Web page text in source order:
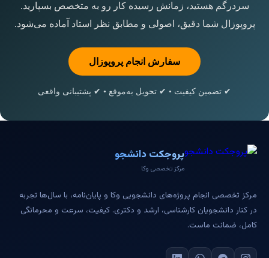
سردرگم هستید، زمانش رسیده کار رو به متخصص بسپارید.
پروپوزال شما دقیق، اصولی و مطابق نظر استاد آماده می‌شود.
سفارش انجام پروپوزال
✔ تضمین کیفیت • ✔ تحویل به‌موقع • ✔ پشتیبانی واقعی
پروجکت دانشجو
مرکز تخصصی وکا
مرکز تخصصی انجام پروژه‌های دانشجویی وکا و پایان‌نامه، با سال‌ها تجربه
در کنار دانشجویان کارشناسی، ارشد و دکتری. کیفیت، سرعت و محرمانگی
کامل، ضمانت ماست.